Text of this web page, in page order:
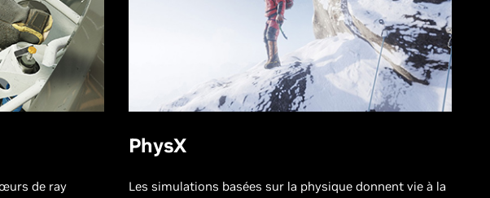
de ray
PhysX
Les simulations basées sur la physique donnent vie à la